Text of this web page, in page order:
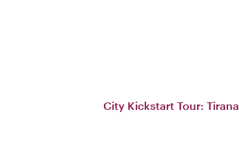
City Kickstart Tour: Tirana